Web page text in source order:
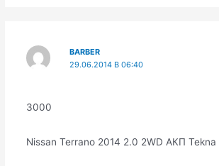
BARBER
29.06.2014 В 06:40
3000
Nissan Terrano 2014 2.0 2WD АКП Tekna